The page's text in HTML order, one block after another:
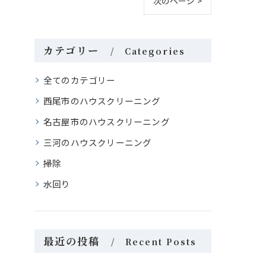
カテゴリー Categories
全てのカテゴリー
西尾市のハウスクリーニング
名古屋市のハウスクリーニング
三河のハウスクリーニング
掃除
水回り
最近の投稿 Recent Posts